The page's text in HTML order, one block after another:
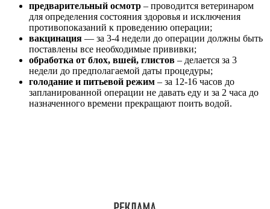
предварительный осмотр – проводится ветеринаром
для определения состояния здоровья и исключения
противопоказаний к проведению операции;
вакцинация — за 3-4 недели до операции должны быть
поставлены все необходимые прививки;
обработка от блох, вшей, глистов – делается за 3
недели до предполагаемой даты процедуры;
голодание и питьевой режим – за 12-16 часов до
запланированной операции не давать еду и за 2 часа до
назначенного времени прекращают поить водой.